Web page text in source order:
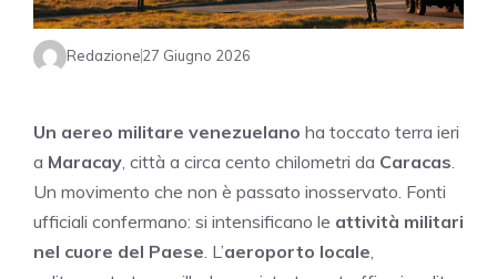
Redazione27 Giugno 2026
Un aereo militare venezuelano ha toccato terra ieri
a Maracay , città a circa cento chilometri da Caracas
Un movimento che non è passato inosservato. Fonti
ufficiali confermano: si intensificano le attività militari
nel cuore del Paese . L’aeroporto locale